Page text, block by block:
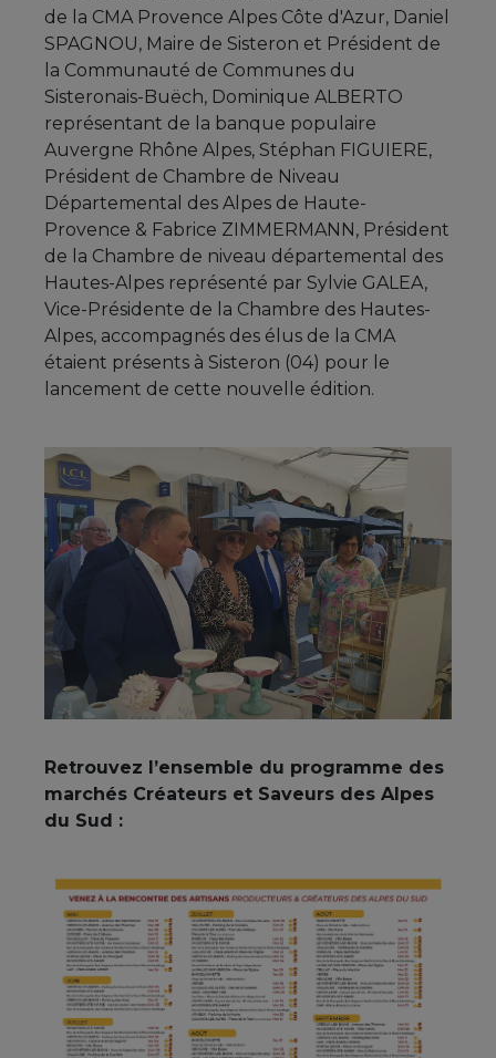
de la CMA Provence Alpes Côte d'Azur, Daniel
SPAGNOU, Maire de Sisteron et Président de
la Communauté de Communes du
Sisteronais-Buëch, Dominique ALBERTO
représentant de la banque populaire
Auvergne Rhône Alpes, Stéphan FIGUIERE,
Président de Chambre de Niveau
Départemental des Alpes de Haute-
Provence & Fabrice ZIMMERMANN, Président
de la Chambre de niveau départemental des
Hautes-Alpes représenté par Sylvie GALEA,
Vice-Présidente de la Chambre des Hautes-
Alpes, accompagnés des élus de la CMA
étaient présents à Sisteron (04) pour le
lancement de cette nouvelle édition.
Retrouvez l’ensemble du programme des
marchés Créateurs et Saveurs des Alpes
du Sud :